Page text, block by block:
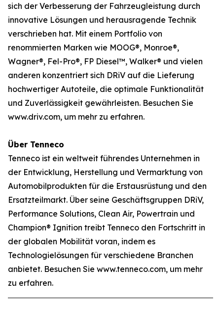
sich der Verbesserung der Fahrzeugleistung durch
innovative Lösungen und herausragende Technik
verschrieben hat. Mit einem Portfolio von
renommierten Marken wie MOOG®, Monroe®,
Wagner®, Fel-Pro®, FP Diesel™, Walker® und vielen
anderen konzentriert sich DRiV auf die Lieferung
hochwertiger Autoteile, die optimale Funktionalität
und Zuverlässigkeit gewährleisten. Besuchen Sie
www.driv.com, um mehr zu erfahren.
Über Tenneco
Tenneco ist ein weltweit führendes Unternehmen in
der Entwicklung, Herstellung und Vermarktung von
Automobilprodukten für die Erstausrüstung und den
Ersatzteilmarkt. Über seine Geschäftsgruppen DRiV,
Performance Solutions, Clean Air, Powertrain und
Champion® Ignition treibt Tenneco den Fortschritt in
der globalen Mobilität voran, indem es
Technologielösungen für verschiedene Branchen
anbietet. Besuchen Sie www.tenneco.com, um mehr
zu erfahren.